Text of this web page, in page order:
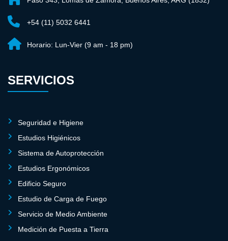
+54 (11) 5032 6441
Horario: Lun-Vier (9 am - 18 pm)
SERVICIOS
Seguridad e Higiene
Estudios Higiénicos
Sistema de Autoprotección
Estudios Ergonómicos
Edificio Seguro
Estudio de Carga de Fuego
Servicio de Medio Ambiente
Medición de Puesta a Tierra